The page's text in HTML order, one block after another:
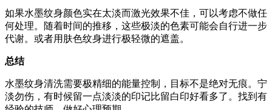
如果水墨纹身颜色实在太淡而激光效果不佳，可以考虑不做任
何处理。随着时间的推移，这些极淡的色素可能会自行进一步
代谢。或者用肤色纹身进行极轻微的遮盖。
总结
水墨纹身清洗需要极精细的能量控制，目标不是绝对无痕。宁
淡勿伤，有时候留一点淡淡的印记比留白印好看多了。找到有